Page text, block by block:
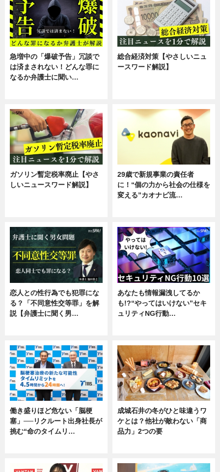
急増中の「爆破予告」冗談で
は済まされない！どんな罪に
なるか弁護士に聞い…
総合経済対策【やさしいニュ
ースワード解説】
ガソリン暫定税率廃止【やさ
しいニュースワード解説】
29歳で新規事業の責任者
に！“個の力から社会の仕様を
変える”カオナビ流…
恋人との性行為でも犯罪にな
る？「不同意性交等罪」を解
説【弁護士に聞く男…
あなたも情報漏洩してるか
も!?“やってはいけない”セキ
ュリティNG行動…
働き盛りほど危ない「脳梗
塞」──リクルート出身社長が
挑む“命のタイムリ…
成城石井の冬がひと味違うワ
ケとは？他社が敵わない「商
品力」2つの要